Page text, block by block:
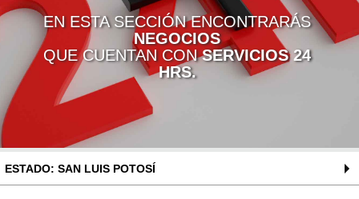
EN ESTA SECCIÓN ENCONTRARÁS
NEGOCIOS
QUE CUENTAN CONSERVICIOS 24
HRS.
ESTADO: SAN LUIS POTOSÍ